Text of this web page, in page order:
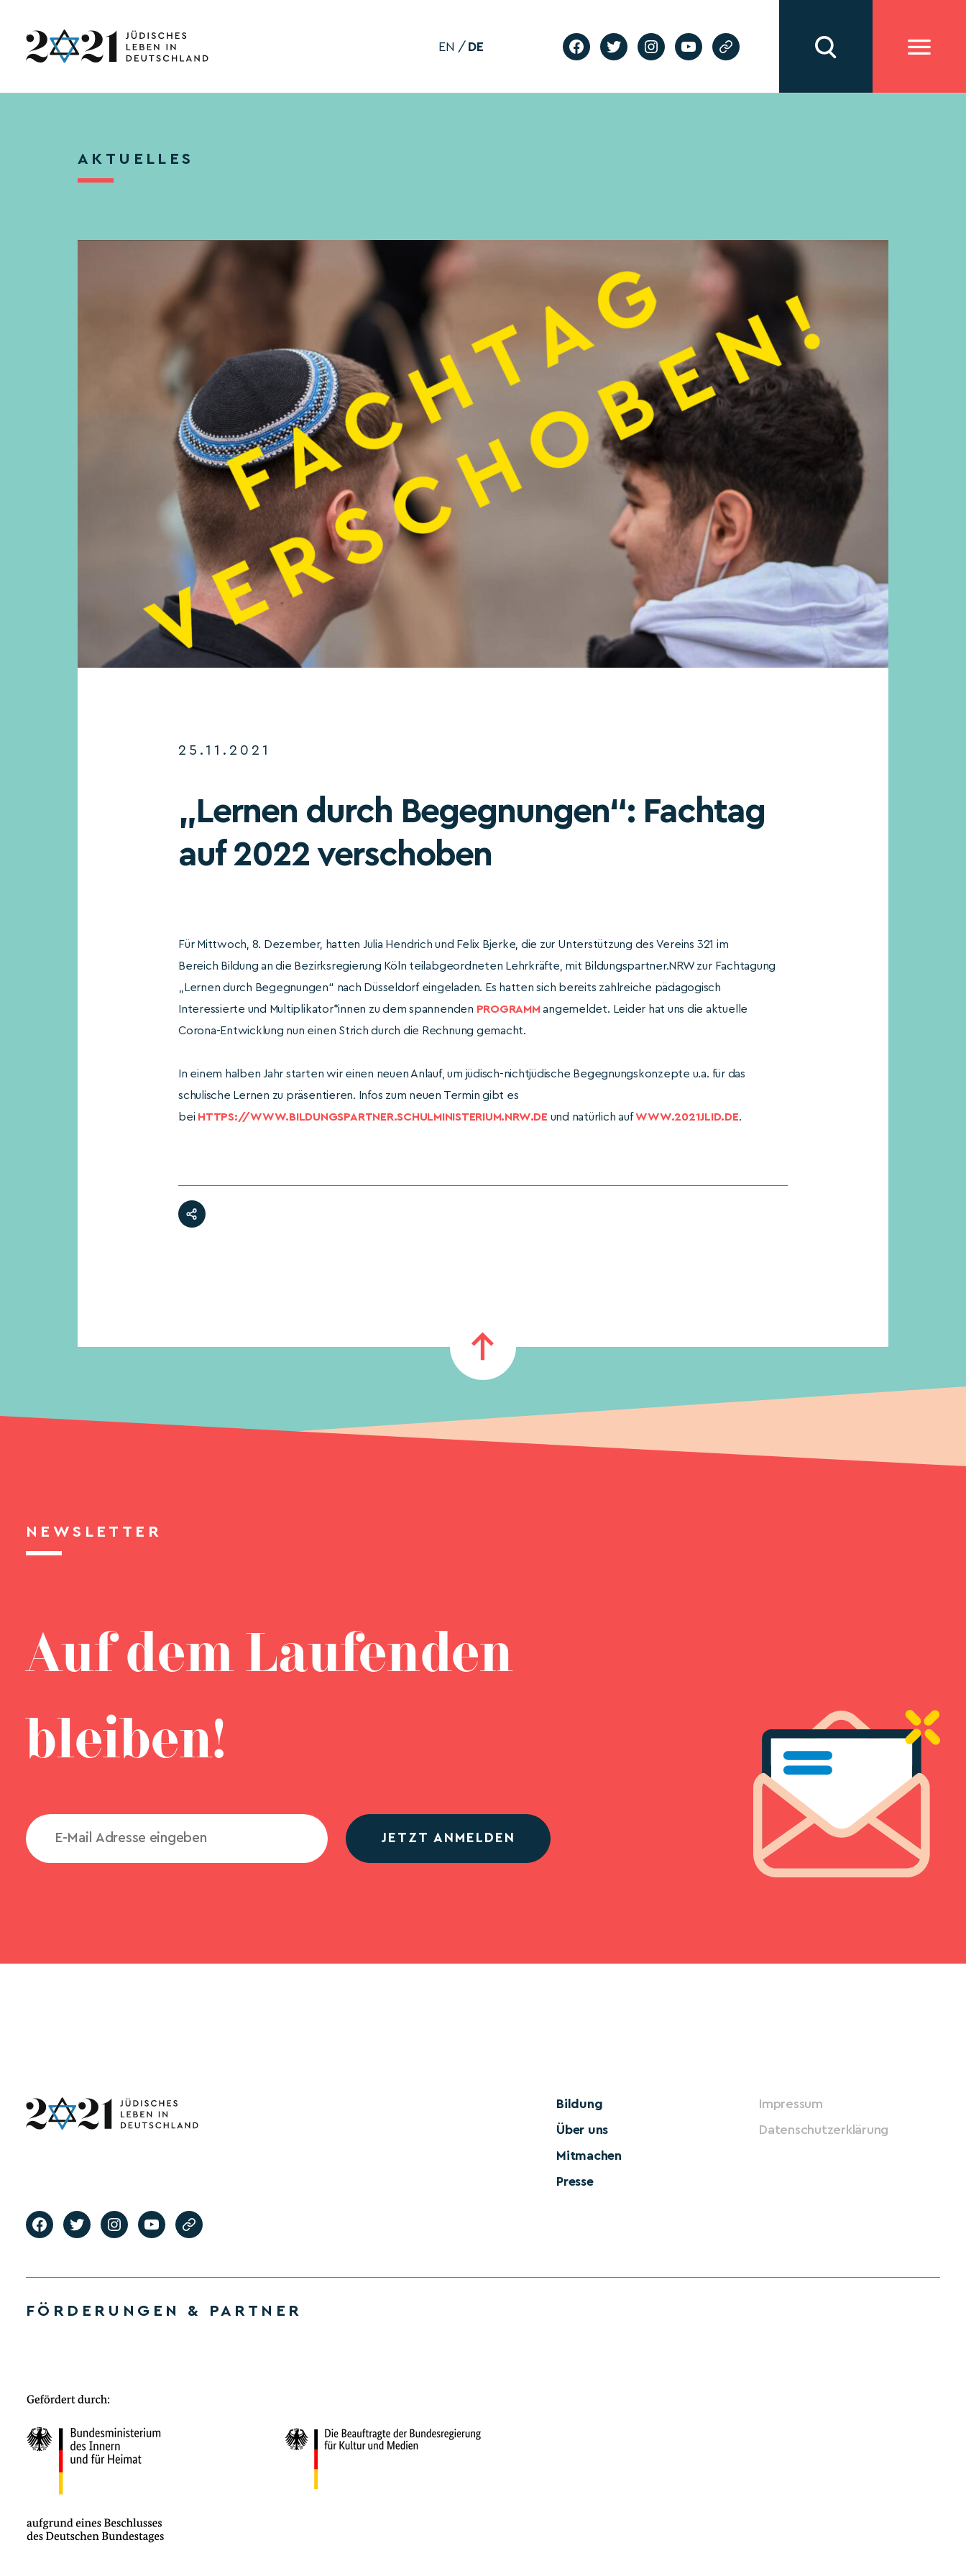
EN DE
AKTUELLES
25.11.2021
„Lernen durch Begegnungen“: Fachtag
auf 2022 verschoben
Für Mittwoch, 8. Dezember, hatten Julia Hendrich und Felix Bjerke, die zur Unterstützung des Vereins 321 im
Bereich Bildung an die Bezirksregierung Köln teilabgeordneten Lehrkräfte, mit Bildungspartner.NRW zur Fachtagung
„Lernen durch Begegnungen“ nach Düsseldorf eingeladen. Es hatten sich bereits zahlreiche pädagogisch
Interessierte und Multiplikator*innen zu dem spannenden PROGRAMMangemeldet. Leider hat uns die aktuelle
Corona-Entwicklung nun einen Strich durch die Rechnung gemacht.
In einem halben Jahr starten wir einen neuen Anlauf, um jüdisch-nichtjüdische Begegnungskonzepte u.a. für das
schulische Lernen zu präsentieren. Infos zum neuen Termin gibt es
bei HTTPS://WWW.BILDUNGSPARTNER.SCHULMINISTERIUM.NRW.DE und natürlich aufWWW.2021JLID.DE.
NEWSLETTER
Auf dem Laufenden
bleiben!
JETZT ANMELDEN
Bildung
Über uns
Mitmachen
Presse
Impressum
Datenschutzerklärung
FÖRDERUNGEN & PARTNER